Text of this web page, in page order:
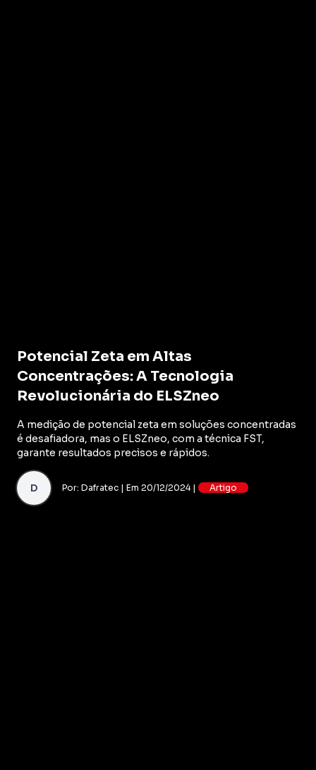
Potencial Zeta em Altas
Concentrações: A Tecnologia
Revolucionária do ELSZneo
A medição de potencial zeta em soluções concentradas
é desafiadora, mas o ELSZneo, com a técnica FST,
garante resultados precisos e rápidos.
D Por: Dafratec | Em 20/12/2024 | Artigo